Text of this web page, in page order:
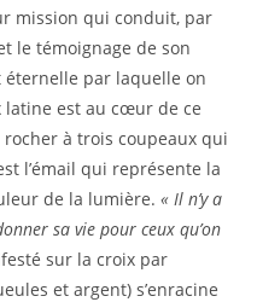
mission qui conduit, par
le témoignage de son
éternelle par laquelle on
latine est au cœur de ce
à trois coupeaux qui
l’émail qui représente la
de la lumière.« Il n’y a
sa vie pour ceux qu’on
sur la croix par
et argent) s’enracine